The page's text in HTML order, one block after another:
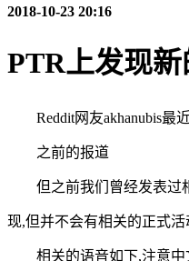
2018-10-23 20:16
PTR上发现
Reddit网友akhanubis
之前的报道
但之前我们曾经发表过
现,但并不会有相关的正式活
相关的语音如下,注意